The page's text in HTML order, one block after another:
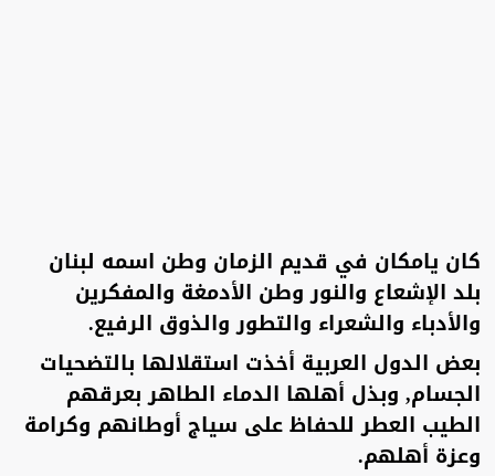
كان يامكان في قديم الزمان وطن اسمه لبنان
بلد الإشعاع والنور وطن الأدمغة والمفكرين
والأدباء والشعراء والتطور والذوق الرفيع.
بعض الدول العربية أخذت استقلالها بالتضحيات
الجسام, وبذل أهلها الدماء الطاهر بعرقهم
الطيب العطر للحفاظ على سياج أوطانهم وكرامة
وعزة أهلهم.